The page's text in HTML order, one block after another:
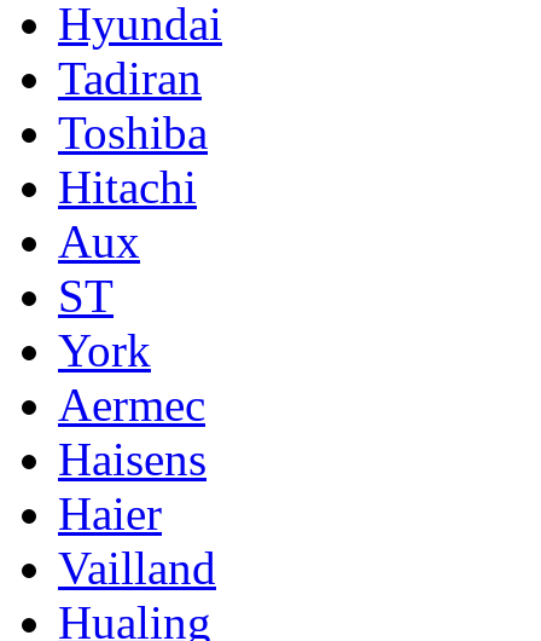
Hyundai
Tadiran
Toshiba
Hitachi
Aux
ST
York
Aermec
Haisens
Haier
Vailland
Hualing